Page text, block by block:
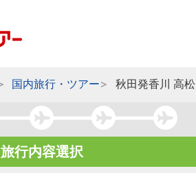
国内旅行・ツアー 秋田発香川 高
旅行内容選択